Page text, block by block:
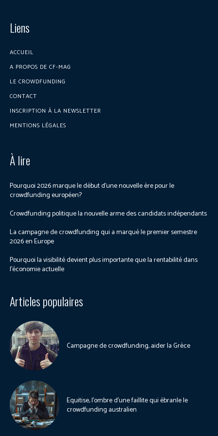
Liens
ACCUEIL
A PROPOS DE CF-MAG
LE CROWDFUNDING
CONTACT
INSCRIPTION À LA NEWSLETTER
MENTIONS LÉGALES
À lire
Pourquoi 2026 marque le début d’une nouvelle ère pour le
crowdfunding européen?
Crowdfunding politique la nouvelle arme des candidats indépendants
La campagne de crowdfunding qui a marqué le premier semestre
2026 en Europe
Pourquoi la visibilité devient plus importante que la rentabilité dans
l’économie actuelle
Articles populaires
Campagne de crowdfunding, aider la Grèce
Equitise, l’ombre d’une faillite qui ébranle le
crowdfunding australien